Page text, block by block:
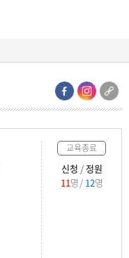
교육종료
신청
11명
정원
12명